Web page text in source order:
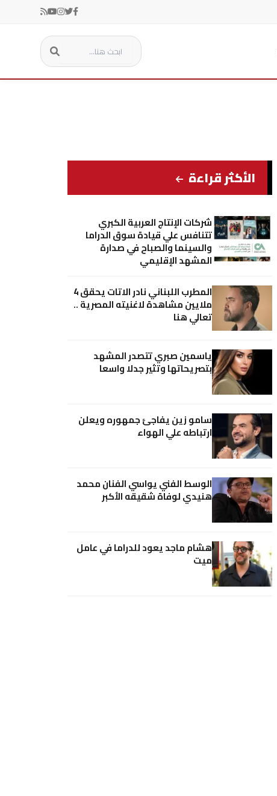
الأكثر قراءة
شركات الإنتاج العربية الكبري
تتنافس علي قيادة سوق الدراما
والسينما والصباح في صدارة
المشهد الإقليمي
المطرب اللبناني نادر الاتات يحقق 4
ملايين مشاهدة لاغنيته المصرية ..
تعالي هنا
ياسمين صبري تتصدر المشهد
بتصريحاتها وتثير جدلا واسعا
سامو زين يفاجئ جمهوره ويعلن
ارتباطه علي الهواء
الوسط الفني يواسي الفنان محمد
هنيدي لوفاة شقيقه الأكبر
هشام ماجد يعود للدراما في عامل
ميت